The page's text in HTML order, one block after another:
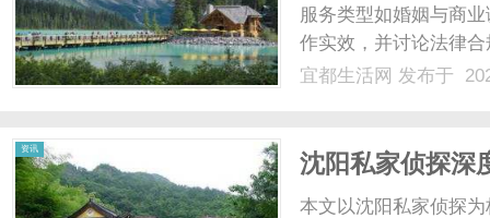
服务类型如婚姻与商
作实效，并讨论法律
色与趋势。...
宜都生活网 发布于
资讯
沈阳私家侦探深
知
本文以沈阳私家侦探